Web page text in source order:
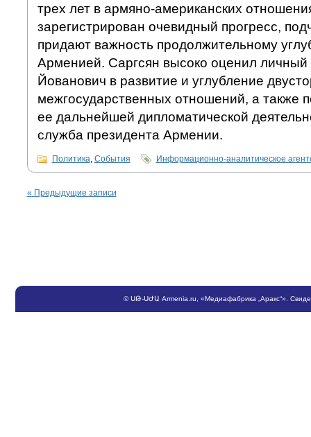
трех лет в армяно-американских
зарегистрирован очевидный прогресс,
придают важность продолжительному
Арменией. Саргсян высоко оценил личный
Йованович в развитие и углубление
межгосударственных отношений, а также
ее дальнейшей дипломатической
служба президента Армении.
Политика, События Информационно-аналитическое
« Предыдущие записи
©ՍԹ-ՍԺԱ Armenia.ru , «Медиафабрика „Аракс“».